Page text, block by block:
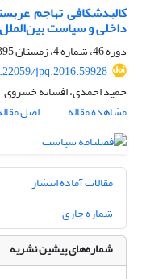
کالبدشکافی تهاجم
داخلی و سیاست بین‌الملل
دوره 46، شماره 4، زمستان 1395، صفحه
jpq.2016.59928
حمید احمدی، افسانه خسروی
مشاهده مقاله
اصل
مقالات آماده انتشار
شماره جاری
شماره‌های پیشین نشریه